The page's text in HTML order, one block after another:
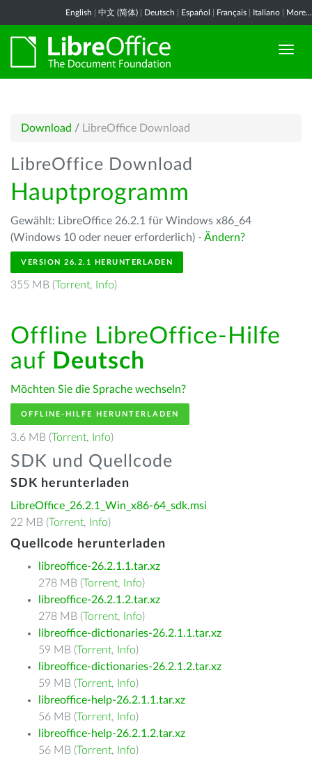
English 中文 (简体) Deutsch Español Français Italiano More...
Download / LibreOffice Download
LibreOffice Download
Hauptprogramm
Gewählt: LibreOffice 26.2.1 für Windows x86_64
(Windows 10 oder neuer erforderlich) - Ändern?
VERSION 26.2.1 HERUNTERLADEN
355 MB (Torrent, Info)
Offline LibreOffice-Hilfe
auf Deutsch
Möchten Sie die Sprache wechseln?
OFFLINE-HILFE HERUNTERLADEN
3.6 MB (Torrent, Info)
SDK und Quellcode
SDK herunterladen
LibreOffice_26.2.1_Win_x86-64_sdk.msi
22 MB (Torrent, Info)
Quellcode herunterladen
libreoffice-26.2.1.1.tar.xz
278 MB (Torrent, Info)
libreoffice-26.2.1.2.tar.xz
278 MB (Torrent, Info)
libreoffice-dictionaries-26.2.1.1.tar.xz
59 MB (Torrent, Info)
libreoffice-dictionaries-26.2.1.2.tar.xz
59 MB (Torrent, Info)
libreoffice-help-26.2.1.1.tar.xz
56 MB (Torrent, Info)
libreoffice-help-26.2.1.2.tar.xz
56 MB (Torrent, Info)